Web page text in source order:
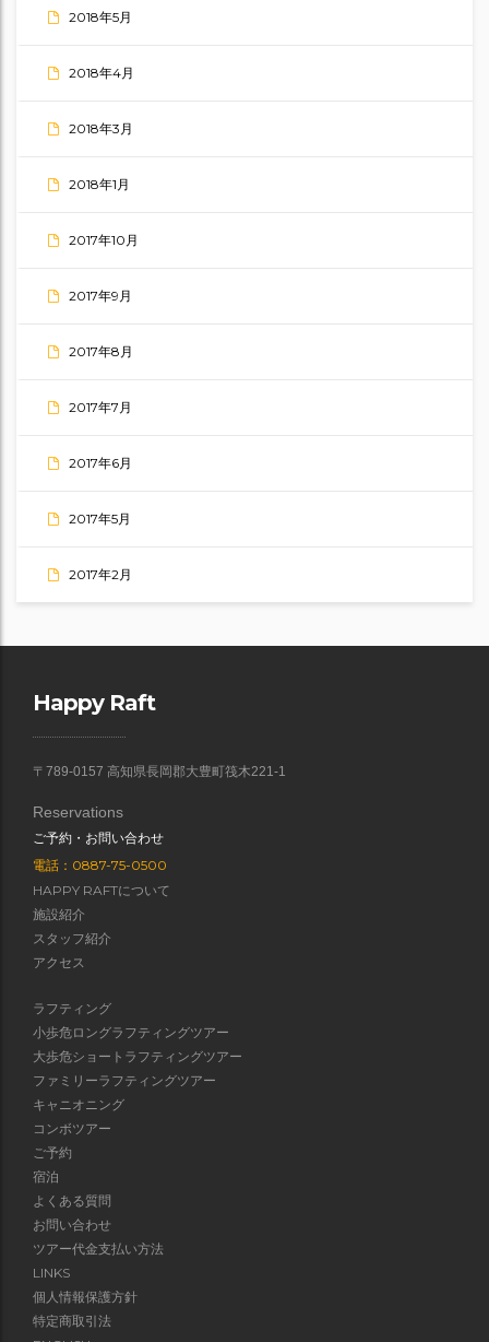
2018年5月
2018年4月
2018年3月
2018年1月
2017年10月
2017年9月
2017年8月
2017年7月
2017年6月
2017年5月
2017年2月
Happy Raft
〒789-0157 高知県長岡郡大豊町筏木221-1
Reservations
ご予約・お問い合わせ
電話：0887-75-0500
HAPPY RAFTについて
施設紹介
スタッフ紹介
アクセス
ラフティング
小歩危ロングラフティングツアー
大歩危ショートラフティングツアー
ファミリーラフティングツアー
キャニオニング
コンボツアー
ご予約
宿泊
よくある質問
お問い合わせ
ツアー代金支払い方法
LINKS
個人情報保護方針
特定商取引法